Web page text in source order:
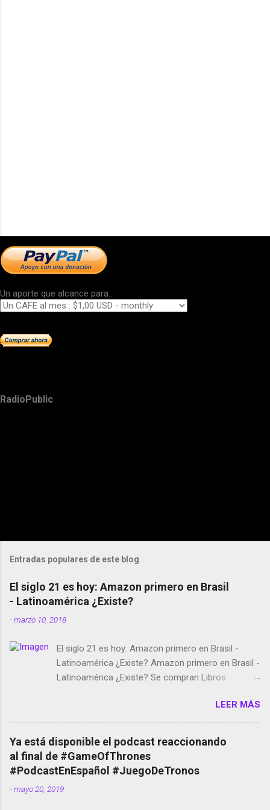
Un aporte que alcance para...
RadioPublic
Entradas populares de este blog
El siglo 21 es hoy: Amazon primero en Brasil
- Latinoamérica ¿Existe?
-marzo 10, 2018
El siglo 21 es hoy: Amazon primero en Brasil -
Latinoamérica ¿Existe? Amazon primero en Brasil -
Latinoamérica ¿Existe? Se compran Libros:
temporada de Black Mirror Twitter deja de verificar
cuentas Responden los fotógrafos Brian May y el
copyright en Instagram Música y vídeo selfies en la
red social Riddley Scott saca a Kevin Spacey de su
película Francisco regaña a los que usan el
smartphone en sus misas La serie de la Tierra
Media GoBee - StartUp de bicicletas de alquiler
LEER MÁS
Ya está disponible el podcast reaccionando
al final de #GameOfThrones
#PodcastEnEspañol #JuegoDeTronos
-mayo 20, 2019